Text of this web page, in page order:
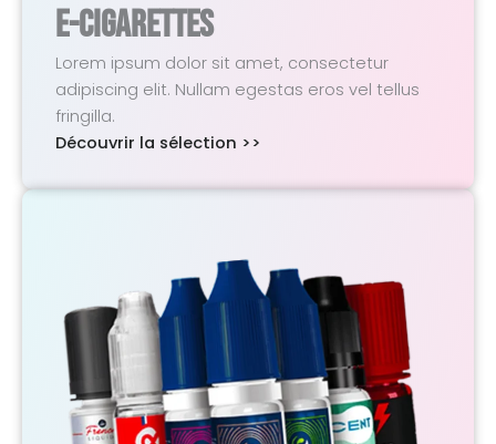
E-Cigarettes
Lorem ipsum dolor sit amet, consectetur
adipiscing elit. Nullam egestas eros vel tellus
fringilla.
Découvrir la sélection >>